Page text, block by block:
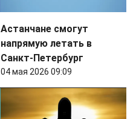
Астанчане смогут
напрямую летать в
Санкт-Петербург
04 мая 2026 09:09